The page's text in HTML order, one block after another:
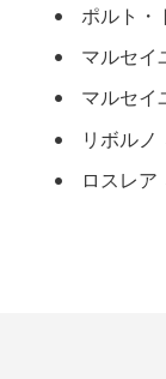
ポルト・
マルセイ
マルセイ
リボルノ
ロスレア